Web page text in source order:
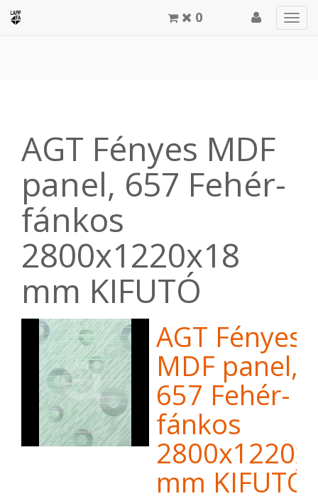
0
AGT Fényes MDF
panel, 657 Fehér-
fánkos
2800x1220x18
mm KIFUTÓ
AGT Fényes
MDF panel,
657 Fehér-
fánkos
mm KIFUTÓ